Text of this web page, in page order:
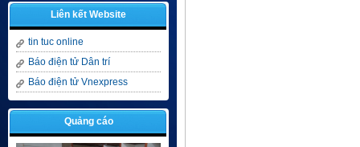
Liên kết Website
tin tuc online
Báo điện tử Dân trí
Báo điện tử Vnexpress
Quảng cáo